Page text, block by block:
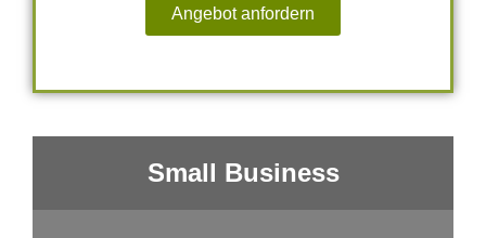
Angebot anfordern
Small Business